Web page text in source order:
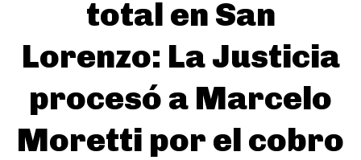
total en San
Lorenzo: La Justicia
procesó a Marcelo
Moretti por el cobro